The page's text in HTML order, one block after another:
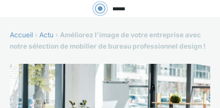
Accueil › Actu › Améliorez l'image de votre entreprise avec
notre sélection de mobilier de bureau professionnel design !